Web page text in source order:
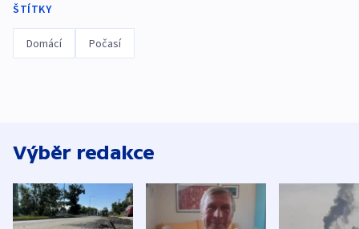
ŠTÍTKY
Domácí Počasí
Výběr redakce